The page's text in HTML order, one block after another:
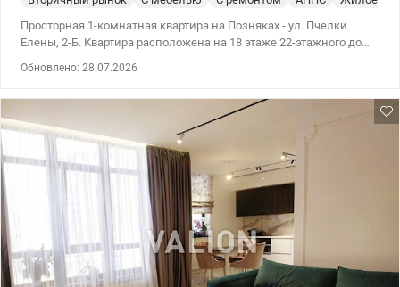
Просторная 1-комнатная квартира на Позняках - ул. Пчелки
Елены, 2-Б. Квартира расположена на 18 этаже 22-этажного дома
площадь - 43 м², из которых: - комната – 18 м², уютная,
просторный балкон – идеально для утреннего кофе или рабочей
зоны; - совместимый санузел; - квартира сохранила аккуратное
состояние и полностью готова к проживанию. Продается с
мебелью и техникой - заходи и живи. Коммунальные платежи
приятно радуют – стоят счетчики, дом теплый, отопление
экономное. Достоинства дома: - утепленный фасад и
ухоженный подъезд; - консьерж, видеонаблюдение, генератор –
свет есть всегда; - 2 пассажирских и 1 грузовой лифт; -
парковочные места во дворе; - под домом обустроено
бомбоубежище; - аккуратная придомовая территория. Локация,
продающая сама себя Все, что нужно для жизни, буквально
Обновлено: 28.07.2026